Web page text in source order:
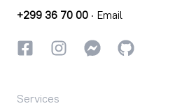
+299 36 70 00 · Email
FacebookkiInstagrammiInstagrammi
GitHub
Services